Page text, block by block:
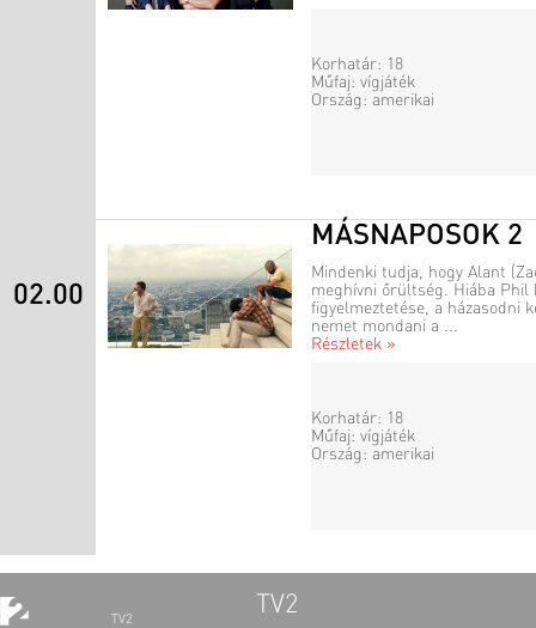
Korhatár: 18
Műfaj: vígjáték
Ország: amerikai
02.00
MÁSNAPOSOK 2
Mindenki tudja, hogy Alant
meghívni őrültség. Hiába Phil
figyelmeztetése, a házasodni
nemet mondani a ...
Részletek »
Korhatár: 18
Műfaj: vígjáték
Ország: amerikai
TV2
TV2